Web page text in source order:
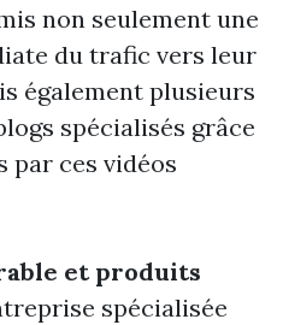
non seulement une
du trafic vers leur
également plusieurs
spécialisés grâce
par ces vidéos
et produits
spécialisée